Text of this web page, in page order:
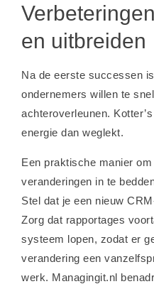
en uitbreiden
Na de eerste successen
ondernemers willen te
achteroverleunen.
energie dan weglekt.
Een praktische manier
veranderingen in te
Stel dat je een nieuw
Zorg dat rapportages
systeem lopen, zodat er
verandering een
werk. Managingit.nl